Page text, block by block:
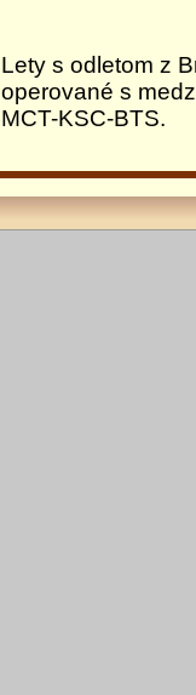
Lety s odletom z
operované s
MCT-KSC-BTS.